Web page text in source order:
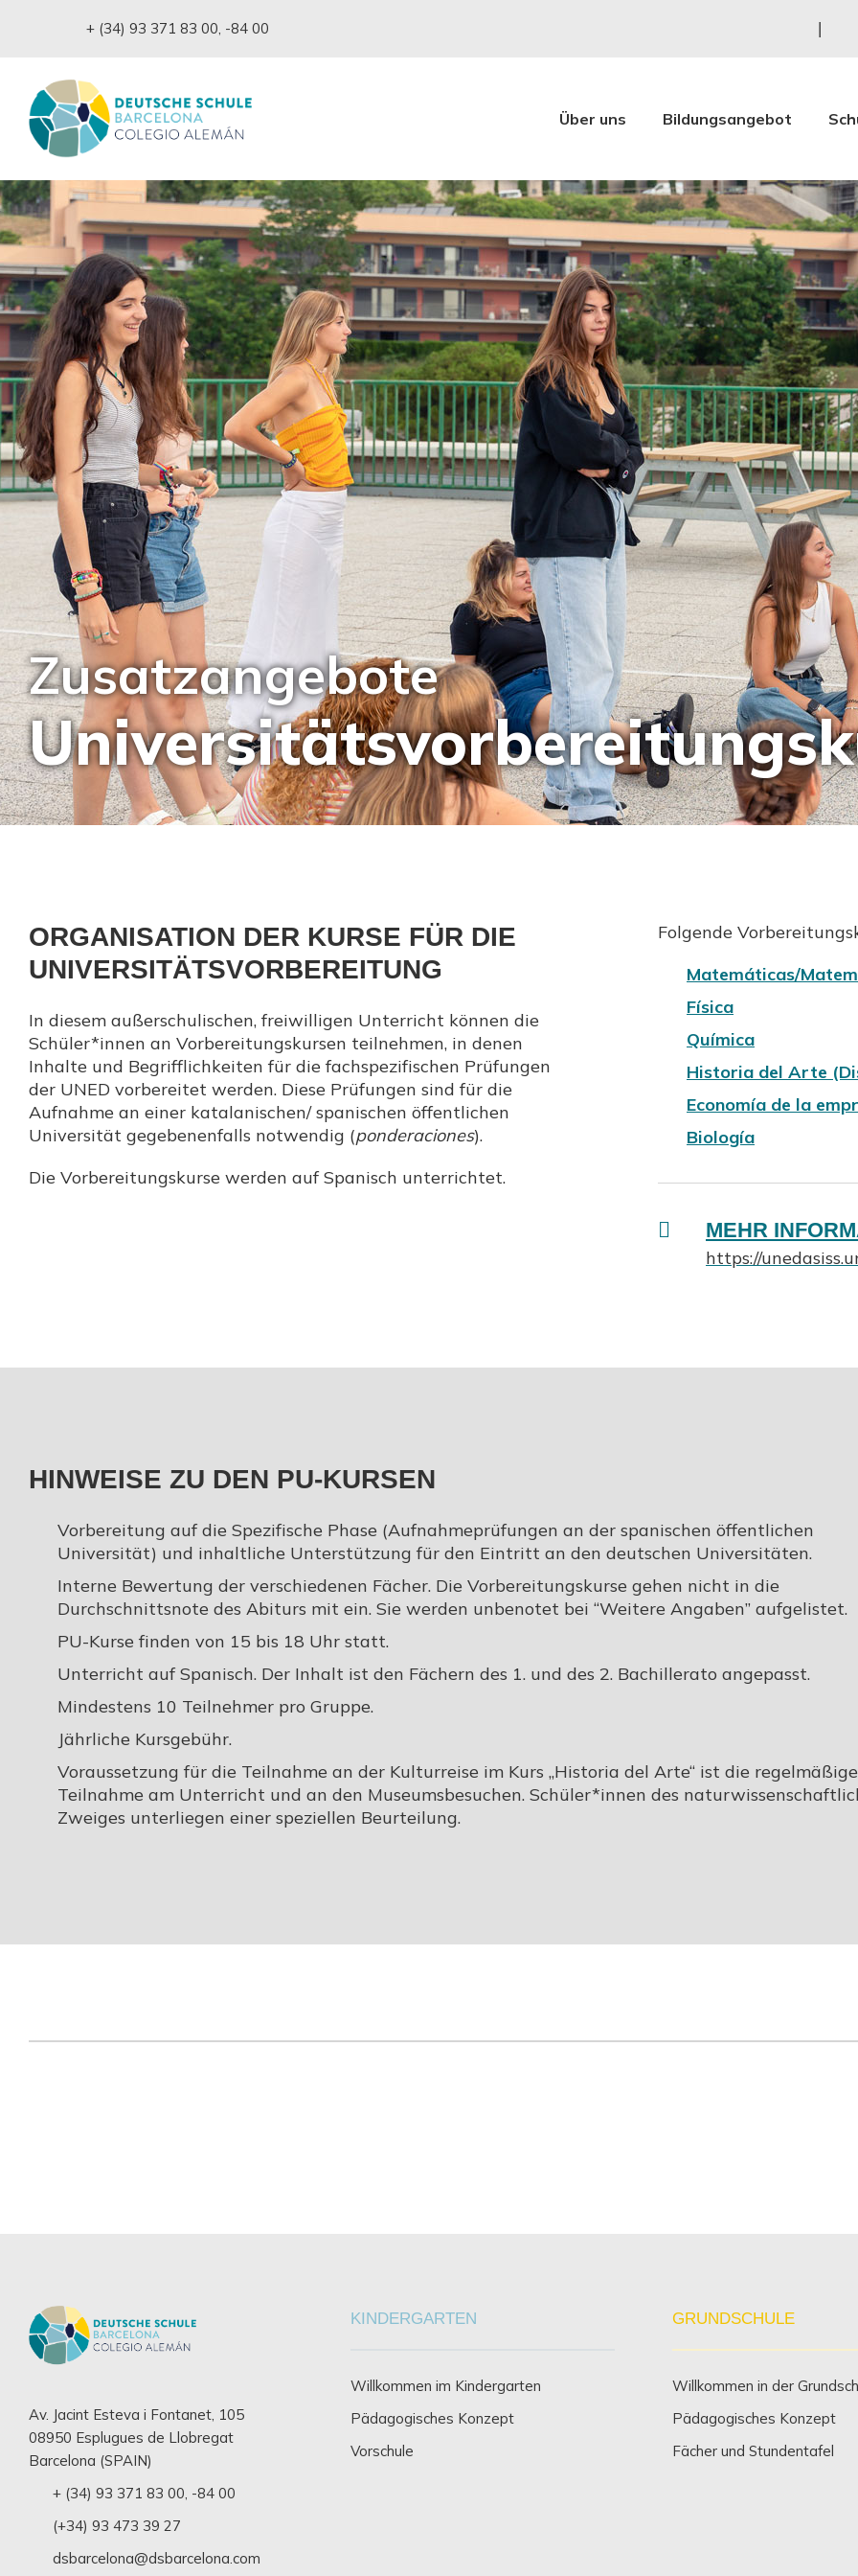
+ (34) 93 371 83 00, -84 00
Über uns Bildungsangebot
Zusatzangebote
ORGANISATION DER KURSE FÜR DIE
UNIVERSITÄTSVORBEREITUNG
In diesem außerschulischen, freiwilligen Unterricht können die
Schüler*innen an Vorbereitungskursen teilnehmen, in denen
Inhalte und Begrifflichkeiten für die fachspezifischen Prüfungen
der UNED vorbereitet werden. Diese Prüfungen sind für die
Aufnahme an einer katalanischen/ spanischen öffentlichen
Universität gegebenenfalls notwendig (ponderaciones).
Die Vorbereitungskurse werden auf Spanisch unterrichtet.
Folgende
Matemáticas/
Física
Química
Historia del Arte
Economía de la
Biología
MEHR
https://
HINWEISE ZU DEN PU-KURSEN
Vorbereitung auf die Spezifische Phase (Aufnahmeprüfungen an der spanischen öffentlichen
Universität) und inhaltliche Unterstützung für den Eintritt an den deutschen Universitäten.
Interne Bewertung der verschiedenen Fächer. Die Vorbereitungskurse gehen nicht in die
Durchschnittsnote des Abiturs mit ein. Sie werden unbenotet bei “Weitere Angaben” aufgelistet.
PU-Kurse finden von 15 bis 18 Uhr statt.
Unterricht auf Spanisch. Der Inhalt ist den Fächern des 1. und des 2. Bachillerato angepasst.
Mindestens 10 Teilnehmer pro Gruppe.
Jährliche Kursgebühr.
Voraussetzung für die Teilnahme an der Kulturreise im Kurs „Historia del Arte“ ist die regelmäßige
Teilnahme am Unterricht und an den Museumsbesuchen. Schüler*innen des
Zweiges unterliegen einer speziellen Beurteilung.
Av. Jacint Esteva i Fontanet, 105
08950 Esplugues de Llobregat
Barcelona (SPAIN)
+ (34) 93 371 83 00, -84 00
(+34) 93 473 39 27
dsbarcelona@dsbarcelona.com
KINDERGARTEN
Willkommen im Kindergarten
Pädagogisches Konzept
Vorschule
GRUNDSCHULE
Willkommen in der
Pädagogisches Konzept
Fächer und Stundentafel